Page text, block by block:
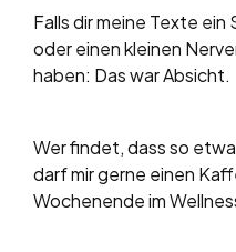
Falls dir meine Texte
oder einen kleinen
haben: Das war Absicht.
Wer findet, dass so
darf mir gerne einen
Wochenende im